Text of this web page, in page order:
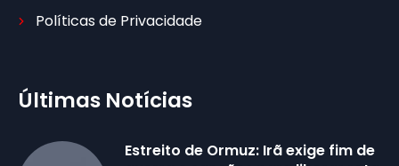
Políticas de Privacidade
Últimas Notícias
Estreito de Ormuz: Irã exige fim de